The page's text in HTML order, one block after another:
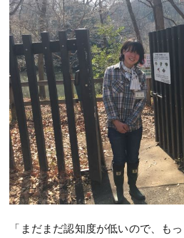
「まだまだ認知度が低いので、も